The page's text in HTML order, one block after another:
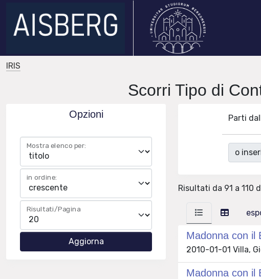
IRIS
Scorri Tipo di
Opzioni
Mostra elenco per:
in ordine:
Risultati/Pagina
Parti
o
Risultati da 91 a 110
Madonna con il
2010-01-01 Villa,
Madonna con il